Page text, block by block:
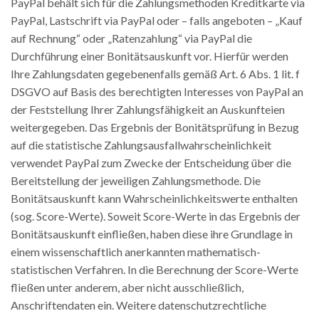
PayPal behält sich für die Zahlungsmethoden Kreditkarte via
PayPal, Lastschrift via PayPal oder – falls angeboten – „Kauf
auf Rechnung“ oder „Ratenzahlung“ via PayPal die
Durchführung einer Bonitätsauskunft vor. Hierfür werden
Ihre Zahlungsdaten gegebenenfalls gemäß Art. 6 Abs. 1 lit. f
DSGVO auf Basis des berechtigten Interesses von PayPal an
der Feststellung Ihrer Zahlungsfähigkeit an Auskunfteien
weitergegeben. Das Ergebnis der Bonitätsprüfung in Bezug
auf die statistische Zahlungsausfallwahrscheinlichkeit
verwendet PayPal zum Zwecke der Entscheidung über die
Bereitstellung der jeweiligen Zahlungsmethode. Die
Bonitätsauskunft kann Wahrscheinlichkeitswerte enthalten
(sog. Score-Werte). Soweit Score-Werte in das Ergebnis der
Bonitätsauskunft einfließen, haben diese ihre Grundlage in
einem wissenschaftlich anerkannten mathematisch-
statistischen Verfahren. In die Berechnung der Score-Werte
fließen unter anderem, aber nicht ausschließlich,
Anschriftendaten ein. Weitere datenschutzrechtliche